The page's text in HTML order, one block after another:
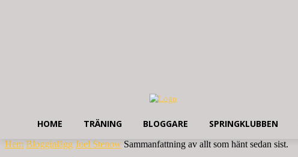
HOME TRÄNING BLOGGARE SPRINGKLUBBEN
Hem Blogginlägg Joel Stenow Sammanfattning av allt som hänt sedan sist.